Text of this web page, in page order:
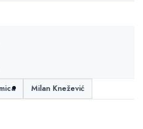
Milan Knežević